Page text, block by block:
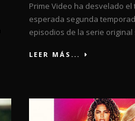
Prime Video ha desvelado
esperada segunda
episodios de la serie original
LEER MÁS...